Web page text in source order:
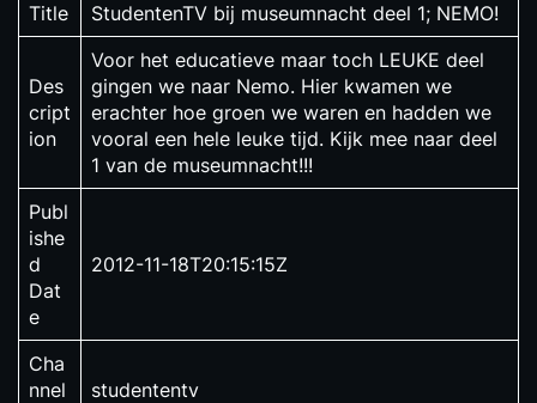
Title StudentenTV bij museumnacht deel 1; NEMO!
Des
cript
ion
Voor het educatieve maar toch LEUKE deel
gingen we naar Nemo. Hier kwamen we
erachter hoe groen we waren en hadden we
vooral een hele leuke tijd. Kijk mee naar deel
1 van de museumnacht!!!
Publ
ishe
d
Dat
e
2012-11-18T20:15:15Z
Cha
nnel
studententv